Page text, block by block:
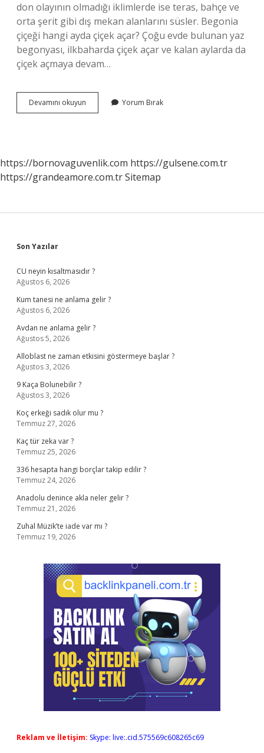
don olayının olmadığı iklimlerde ise teras, bahçe ve
orta şerit gibi dış mekan alanlarını süsler. Begonia
çiçeği hangi ayda çiçek açar? Çoğu evde bulunan yaz
begonyası, ilkbaharda çiçek açar ve kalan aylarda da
çiçek açmaya devam…
Devamını okuyun Begonya
Çiçeği
Yorum Bırak
https://bornovaguvenlik.com https://gulsene.com.tr
https://grandeamore.com.trSitemap
Sidebar
Son Yazılar
CU neyin kısaltmasıdır ?
Ağustos 6, 2026
Kum tanesi ne anlama gelir ?
Ağustos 6, 2026
Avdan ne anlama gelir ?
Ağustos 5, 2026
Alloblast ne zaman etkisini göstermeye başlar ?
Ağustos 3, 2026
9 Kaça Bolunebilir ?
Ağustos 3, 2026
Koç erkeği sadık olur mu ?
Temmuz 27, 2026
Kaç tür zeka var ?
Temmuz 25, 2026
336 hesapta hangi borçlar takip edilir ?
Temmuz 24, 2026
Anadolu denince akla neler gelir ?
Temmuz 21, 2026
Zuhal Müzik’te iade var mı ?
Temmuz 19, 2026
Reklam ve İletişim: Skype: live:.cid.575569c608265c69